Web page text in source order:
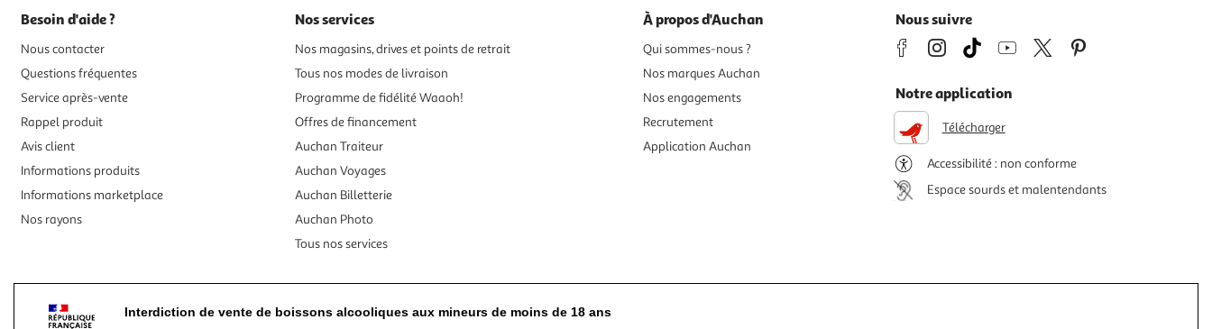
Besoin d'aide ?
Nous contacter
Questions fréquentes
Service après-vente
Rappel produit
Avis client
Informations produits
Informations marketplace
Nos rayons
Nos services
Nos magasins, drives et points de retrait
Tous nos modes de livraison
Programme de fidélité Waaoh!
Offres de financement
Auchan Traiteur
Auchan Voyages
Auchan Billetterie
Auchan Photo
Tous nos services
À propos d'Auchan
Qui sommes-nous ?
Nos marques Auchan
Nos engagements
Recrutement
Application Auchan
Nous suivre
Notre application
Télécharger
Accessibilité : non conforme
Espace sourds et malentendants
Interdiction de vente de boissons alcooliques aux mineurs de moins de 18 ans